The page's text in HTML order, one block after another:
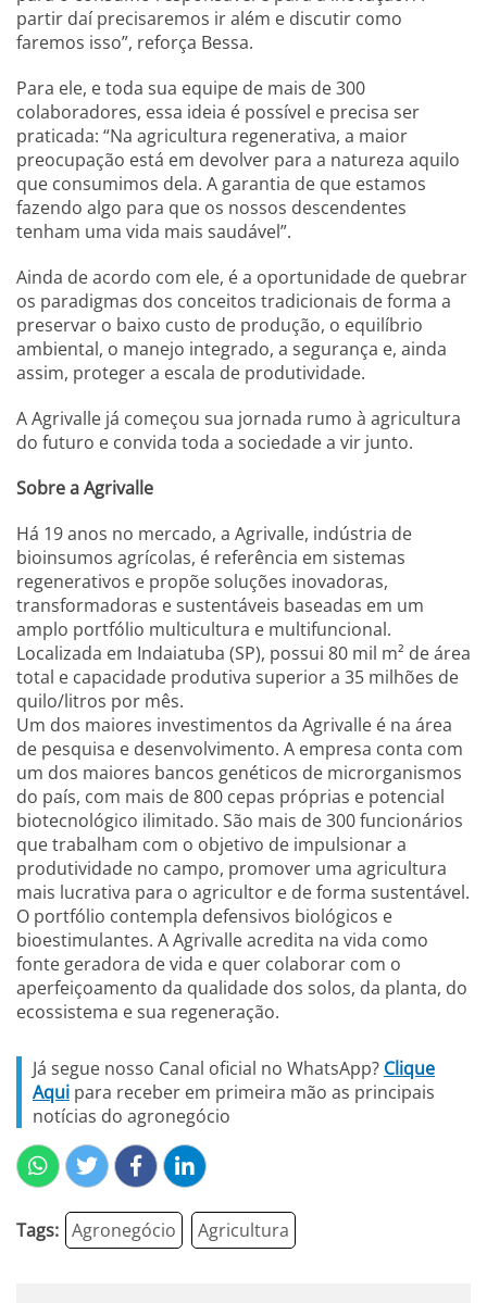
partir daí precisaremos ir além e discutir como
faremos isso”, reforça Bessa.
Para ele, e toda sua equipe de mais de 300
colaboradores, essa ideia é possível e precisa ser
praticada: “Na agricultura regenerativa, a maior
preocupação está em devolver para a natureza aquilo
que consumimos dela. A garantia de que estamos
fazendo algo para que os nossos descendentes
tenham uma vida mais saudável”.
Ainda de acordo com ele, é a oportunidade de quebrar
os paradigmas dos conceitos tradicionais de forma a
preservar o baixo custo de produção, o equilíbrio
ambiental, o manejo integrado, a segurança e, ainda
assim, proteger a escala de produtividade.
A Agrivalle já começou sua jornada rumo à agricultura
do futuro e convida toda a sociedade a vir junto.
Sobre a Agrivalle
Há 19 anos no mercado, a Agrivalle, indústria de
bioinsumos agrícolas, é referência em sistemas
regenerativos e propõe soluções inovadoras,
transformadoras e sustentáveis baseadas em um
amplo portfólio multicultura e multifuncional.
Localizada em Indaiatuba (SP), possui 80 mil m² de área
total e capacidade produtiva superior a 35 milhões de
quilo/litros por mês.
Um dos maiores investimentos da Agrivalle é na área
de pesquisa e desenvolvimento. A empresa conta com
um dos maiores bancos genéticos de microrganismos
do país, com mais de 800 cepas próprias e potencial
biotecnológico ilimitado. São mais de 300 funcionários
que trabalham com o objetivo de impulsionar a
produtividade no campo, promover uma agricultura
mais lucrativa para o agricultor e de forma sustentável.
O portfólio contempla defensivos biológicos e
bioestimulantes. A Agrivalle acredita na vida como
fonte geradora de vida e quer colaborar com o
aperfeiçoamento da qualidade dos solos, da planta, do
ecossistema e sua regeneração.
Já segue nosso Canal oficial no WhatsApp? Clique
Aqui para receber em primeira mão as principais
notícias do agronegócio
Tags: Agronegócio Agricultura